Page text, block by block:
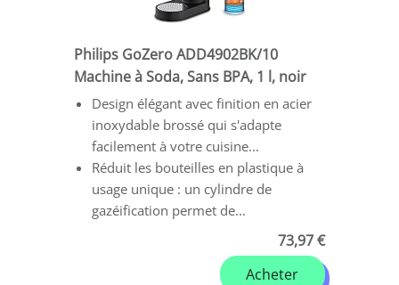
Philips GoZero ADD4902BK/10
Machine à Soda, Sans BPA, 1 l, noir
Design élégant avec finition en acier
inoxydable brossé qui s'adapte
facilement à votre cuisine...
Réduit les bouteilles en plastique à
usage unique : un cylindre de
gazéification permet de...
73,97 €
Acheter